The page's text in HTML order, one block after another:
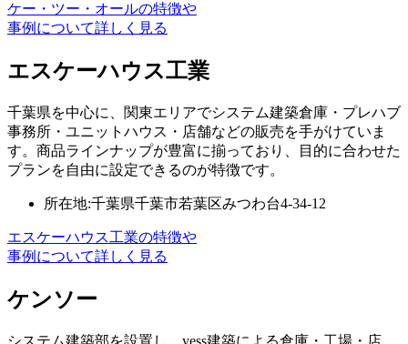
ケー・ツー・オールの特徴や
事例について詳しく見る
エスケーハウス工業
千葉県を中心に、関東エリアでシステム建築倉庫・プレハブ
事務所・ユニットハウス・店舗などの販売を手がけていま
す。商品ラインナップが豊富に揃っており、目的に合わせた
プランを自由に設定できるのが特徴です。
所在地:千葉県千葉市若葉区みつわ台4-34-12
エスケーハウス工業の特徴や
事例について詳しく見る
ケンソー
システム建築部を設置し、yess建築による倉庫・工場・店